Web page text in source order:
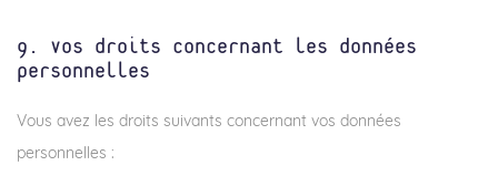
9. Vos droits concernant les données
personnelles
Vous avez les droits suivants concernant vos données
personnelles :